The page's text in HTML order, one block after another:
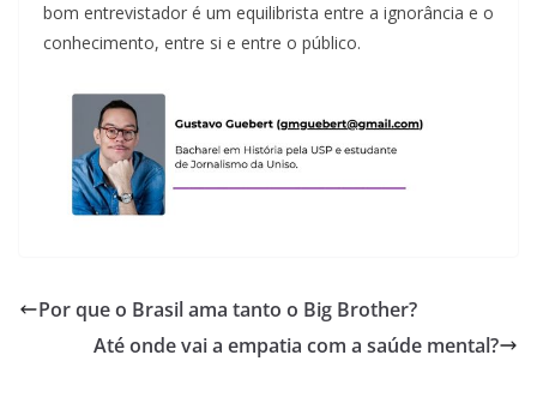
bom entrevistador é um equilibrista entre a ignorância e o
conhecimento, entre si e entre o público.
Por que o Brasil ama tanto o Big Brother?
Até onde vai a empatia com a saúde mental?